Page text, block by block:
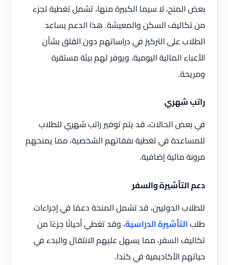
بعض المنح، لا سيما الكبيرة منها، تشمل تغطية لجزء
من تكاليف السكن والمعيشة. هذا الدعم يساعد
الطلاب على التركيز في دراساتهم دون القلق بشأن
الأعباء المالية اليومية، ويوفر لهم بيئة مستقرة
ومريحة.
راتب شهري
في بعض الحالات، قد يتم توفير راتب شهري للطلاب
للمساعدة في تغطية نفقاتهم الشخصية، مما يمنحهم
مرونة مالية إضافية.
دعم التأشيرة والسفر
للطلاب الدوليين، قد تشمل المنحة دعمًا في إجراءات
طلبالتأشيرة الدراسية، وقد تغطي أحيانًا جزءًا من
تكاليف السفر، مما يسهل عليهم الانتقال والبدء في
حياتهم الأكاديمية في كندا.